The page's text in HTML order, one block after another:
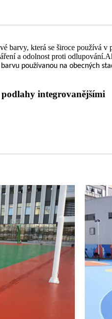
barvy, která se široce používá
a odolnost proti
používanou na obecných
integrovanějšími